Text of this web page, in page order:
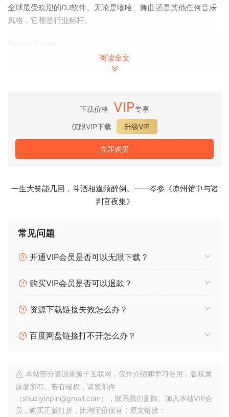
全球最受欢迎的DJ软件。无论是嘻哈、舞曲还是其他任何音乐
风格，它都是行业标杆。
Serato Stems：
这项令人惊艳的新功能将助您脱颖而出。只需轻点按钮，即可
创建清唱或伴奏，或通过分离人声、旋律、贝斯或鼓点，即刻
Serato DJ Pro以其卓越的可靠性而闻名，深受DJ信赖，助您呈
现精彩绝伦的演出。正因如此，它为世界顶级艺术家在各大舞
台上的精彩表演提供了强大支持。
Serato DJ Pro官方支持超过90款行业领先的硬件设备。每款设
备都经过紧密集成，确保最佳的使用体验。
海量曲目：
寻找新音乐不再是难题。现在，您可以直接在Serato DJ Pro中
畅享从最新地下音乐到经典之作的各种音乐。
我们助你将直播制作提升到全新高度。遵循我们的技巧，获取
发行说明
greatest, Serato DJ Pro is the most popular DJ software
globally. When you’re talking about Hip-Hop, Dance, and
everything in between, you’re looking at the standard.
阅读全文
下载价格 VIP专享
仅限VIP下载
升级VIP
立即购买
一生大笑能几回，斗酒相逢须醉倒。——岑参《凉州馆中与诸
判官夜集》
常见问题
开通VIP会员是否可以无限下载？
购买VIP会员是否可以退款？
资源下载链接失效怎么办？
百度网盘链接打不开怎么办？
本站部分资源来源于互联网，仅作介绍和学习使用，版权属
原著所有。若有侵权，请发邮件
（shuziyinpin@gmail.com），联系我们删除。加入本站VIP会
员，购买正版打折，比淘宝价便宜！原文链接：